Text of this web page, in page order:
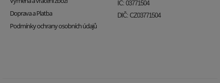
Doprava a Platba
Podmínky ochrany osobních údajů
IČ: 03771504
DIČ: CZ03771504